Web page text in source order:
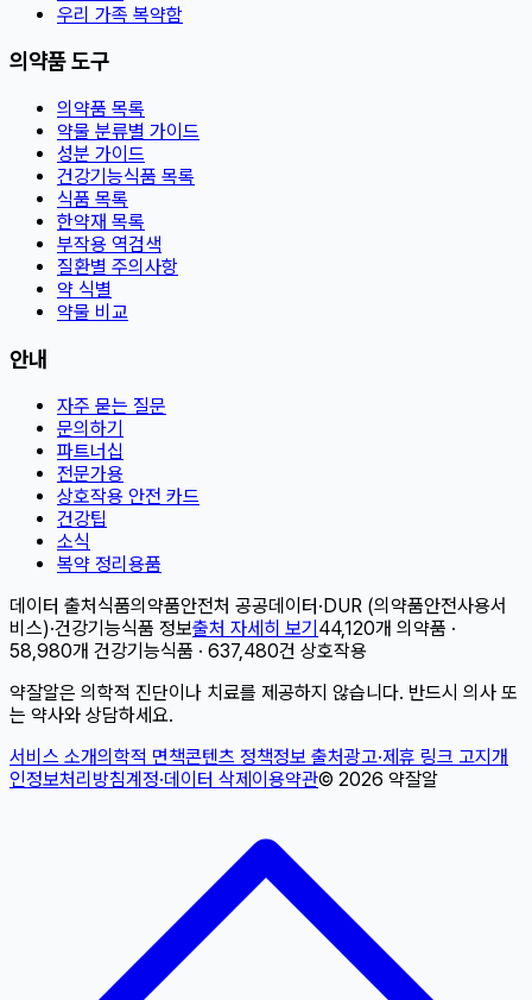
우리 가족 복약함
의약품 도구
의약품 목록
약물 분류별 가이드
성분 가이드
건강기능식품 목록
식품 목록
한약재 목록
부작용 역검색
질환별 주의사항
약 식별
약물 비교
안내
자주 묻는 질문
문의하기
파트너십
전문가용
상호작용 안전 카드
건강팁
소식
복약 정리용품
데이터 출처 식품의약품안전처 공공데이터 · DUR (의약품안전사용서
비스)·건강기능식품 정보출처 자세히 보기 44,120개 의약품 ·
58,980개 건강기능식품 · 637,480건 상호작용
약잘알은 의학적 진단이나 치료를 제공하지 않습니다. 반드시 의사 또
는 약사와 상담하세요.
서비스 소개의학적 면책콘텐츠 정책정보 출처광고·제휴 링크 고지 개
인정보처리방침계정·데이터 삭제 이용약관© 2026 약잘알